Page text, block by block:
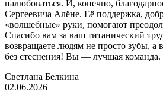
налюбоваться. И, конечно,
Сергеевича Алёне. Её поддержка,
«волшебные» руки, помогают
Спасибо вам за ваш титанический
возвращаете людям не просто зубы, а
без стеснения! Вы — лучшая команда.
Светлана Белкина
02.06.2026